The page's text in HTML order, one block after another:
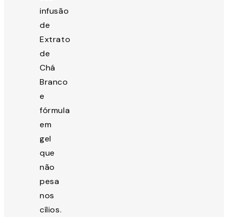
infusão
de
Extrato
de
Chá
Branco
e
fórmula
em
gel
que
não
pesa
nos
cílios.